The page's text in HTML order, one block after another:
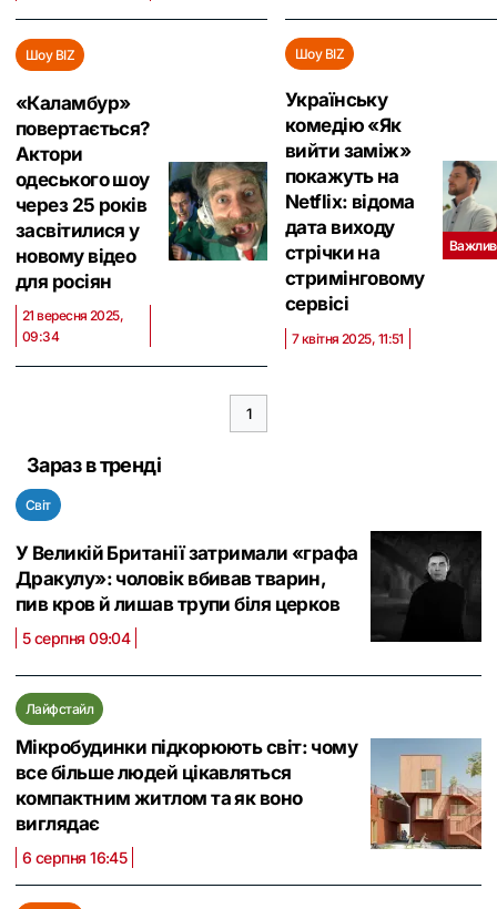
Шоу BIZ
«Каламбур»
повертається?
Актори
одеського шоу
через 25 років
засвітилися у
новому відео
для росіян
21 вересня 2025,
09:34
Шоу BIZ
Українську
комедію «Як
вийти заміж»
покажуть на
Netflix: відома
дата виходу
стрічки на
стримінговому
сервісі
7 квітня 2025, 11:51
1
Зараз в тренді
Світ
У Великій Британії затримали «графа
Дракулу»: чоловік вбивав тварин,
пив кров й лишав трупи біля церков
5 серпня 09:04
Лайфстайл
Мікробудинки підкорюють світ: чому
все більше людей цікавляться
компактним житлом та як воно
виглядає
6 серпня 16:45